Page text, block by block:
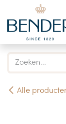
Overslaan naar
Alle